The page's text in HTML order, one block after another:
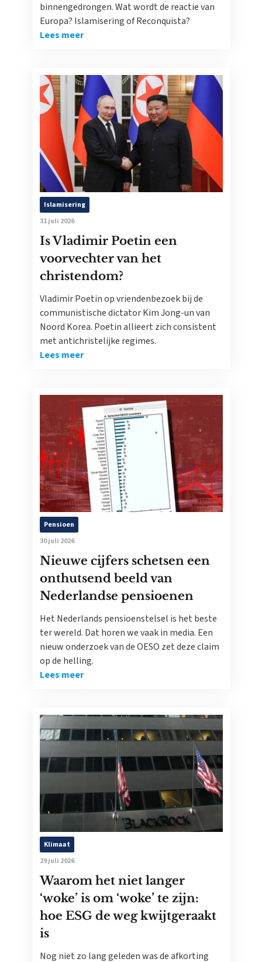
binnengedrongen. Wat wordt de reactie van
Europa? Islamisering of Reconquista?
Lees meer
Islamisering
31 juli 2026
Is Vladimir Poetin een
voorvechter van het
christendom?
Vladimir Poetin op vriendenbezoek bij de
communistische dictator Kim Jong-un van
Noord Korea. Poetin allieert zich consistent
met antichristelijke regimes.
Lees meer
Pensioen
30 juli 2026
Nieuwe cijfers schetsen een
onthutsend beeld van
Nederlandse pensioenen
Het Nederlands pensioenstelsel is het beste
ter wereld. Dat horen we vaak in media. Een
nieuw onderzoek van de OESO zet deze claim
op de helling.
Lees meer
Klimaat
29 juli 2026
Waarom het niet langer
‘woke’ is om ‘woke’ te zijn:
hoe ESG de weg kwijtgeraakt
is
Nog niet zo lang geleden was de afkorting